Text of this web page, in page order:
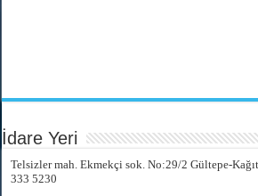
İdare Yeri
Telsizler mah. Ekmekçi sok. No:29/2 Gültepe-
333 5230